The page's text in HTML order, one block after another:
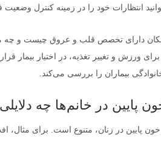
انتظارات خود را در زمینه کنترل
دارای تخصص قلب و عروق چیست و چه
ورزش و تغییر تغذیه، در اختیار بیمار
بیماران را بررسی می‌کند.
پایین در خانم‌ها چه
پایین در زنان، متنوع است. برای مثال،